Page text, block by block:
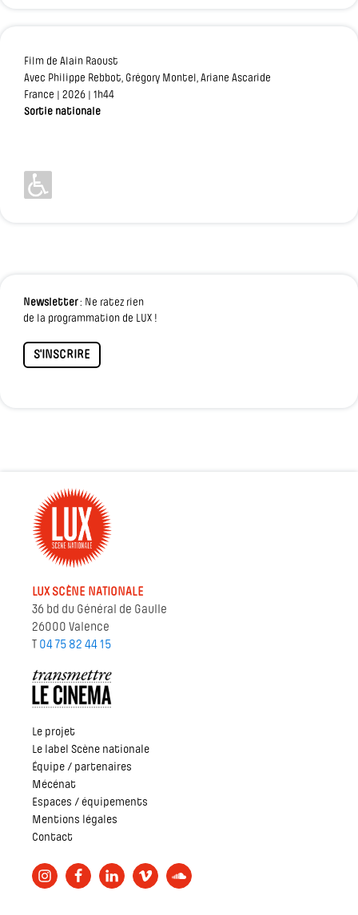
Film de Alain Raoust
Avec Philippe Rebbot, Grégory Montel, Ariane Ascaride
France | 2026 | 1h44
Sortie nationale
Newsletter: Ne ratez rien
de la programmation de LUX !
S'INSCRIRE
LUX SCÈNE NATIONALE
36 bd du Général de Gaulle
26000 Valence
T 04 75 82 44 15
Le projet
Le label Scène nationale
Équipe / partenaires
Mécénat
Espaces / équipements
Mentions légales
Contact